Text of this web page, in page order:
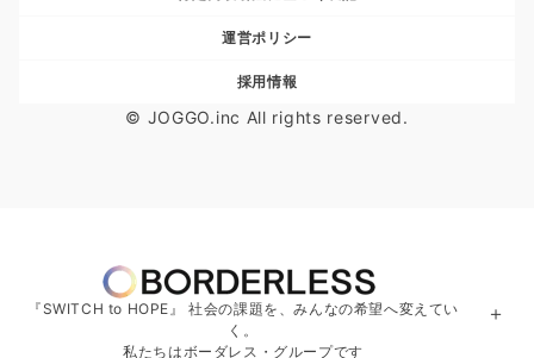
運営ポリシー
採用情報
© JOGGO.inc All rights reserved.
『SWITCH to HOPE』 社会の課題を、みんなの希望へ変えてい
く。
私たちはボーダレス・グループです
＋